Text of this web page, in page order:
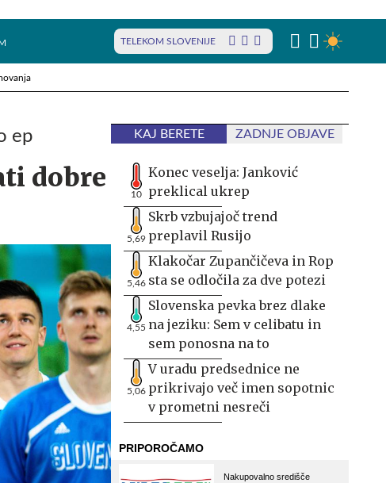
TELEKOM SLOVENIJE
ep
dobre
KAJ BERETE ZADNJE OBJAVE
10
Konec veselja: Janković
preklical ukrep
5,69
Skrb vzbujajoč trend
preplavil Rusijo
5,46
Klakočar Zupančičeva in Rop
sta se odločila za dve potezi
4,55
Slovenska pevka brez dlake
na jeziku: Sem v celibatu in
sem ponosna na to
5,06
V uradu predsednice ne
prikrivajo več imen sopotnic
v prometni nesreči